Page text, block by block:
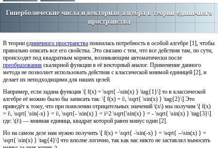
Гиперболические числа и векторная алгебра в теории единичного
пространства
В теории единичного пространства появилась потребность в особой алгебре [1], чтобы
правильно описать все его свойства. Это связано с тем, что все действия там, по сути,
происходят под квадратным корнем, возникающим автоматически после
преобразования скалярной функции в её векторный аналог. Применение данного
метода не позволяет использовать действия с классической мнимой единицей [2], и
делает их неподходящими для наших целей.
Например, если задана функция \[ f(x) = \sqrt{ -\sin(x) } \tag{1}\] то в классической
алгебре её можно было бы записать так: \[ f(x) = i\, \sqrt{ \sin(x) } \tag{2}\] Это
приведёт к тому, что при появлении отрицательных значений \(x\) мы получим \[ f(x)
= i\, \sqrt{ \sin(-x) } = i\, \sqrt{- \sin(x) } = i^2 \sqrt{\sin(x) } = - \sqrt{ \sin(x) } \tag{3}\]
где: \(i\) — мнимая единица, квадрат которой равен минус один [2].
Но на самом деле нам нужно получить \[ f(x) = \sqrt{ -\sin(-x) } = \sqrt{ --\sin(x) } =
\sqrt{ \sin(x) } \tag{4}\] что вполне логично, так как нас никто не заставлял выносить